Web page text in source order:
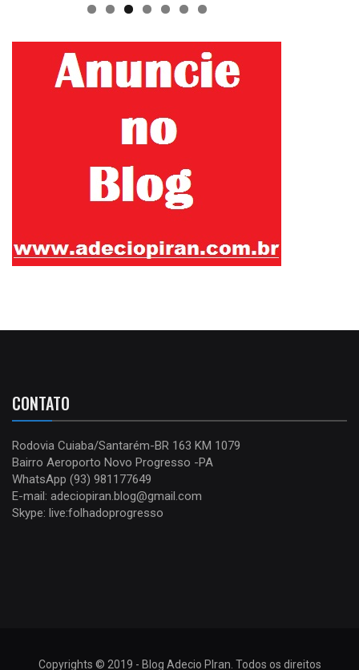
CONTATO
Rodovia Cuiaba/Santarém-BR 163 KM 1079
Bairro Aeroporto Novo Progresso -PA
WhatsApp (93) 981177649
E-mail: adeciopiran.blog@gmail.com
Skype: live:folhadoprogresso
Copyrights © 2019 - Blog Adecio PIran. Todos os direitos